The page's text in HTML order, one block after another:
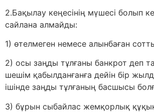
2.Бақылау кеңесінің мүшесі болып
сайлана алмайды:
1) өтелмеген немесе алынбаған
2) осы заңды тұлғаны банкрот деп
шешім қабылданғанға дейін бір
ішінде заңды тұлғаның басшысы
3) бұрын сыбайлас жемқорлық